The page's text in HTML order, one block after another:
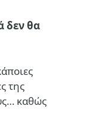
δεν θα
της
καθώς